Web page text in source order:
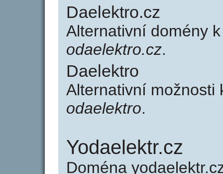
Daelektro.cz
Alternativní domény
odaelektro.cz.
Daelektro
Alternativní možnosti
odaelektro.
Yodaelektr.cz
Doména